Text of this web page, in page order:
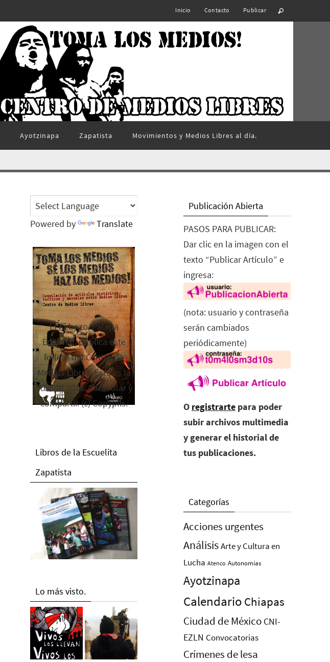
Inicio Contacto Publicar
Ayotzinapa Zapatista Movimientos y Medios Libres al día.
Powered by Translate
El Rebozo, Palapa
Editorial, publica este
folleto del Centro de
Medios Libres. Esta es la
edición 2016. Para rolar y
compartir. (c) Copyplis.
Libros de la Escuelita
Zapatista
Lo más visto.
Publicación Abierta
PASOS PARA PUBLICAR:
Dar clic en la imagen con el
texto “Publicar Artículo” e
ingresa:
(nota: usuario y contraseña
serán cambiados
periódicamente)
O registrarte para poder
subir archivos multimedia
y generar el historial de
tus publicaciones.
Categorías
Acciones urgentes
AnálisisArte y Cultura en
Lucha Atenco Autonomías
Ayotzinapa
Calendario Chiapas
Ciudad de México CNI-
EZLN Convocatorias
Crímenes de lesa